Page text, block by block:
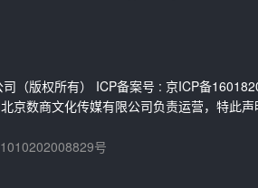
（版权所有） ICP备案号 : 京ICP备
京数商文化传媒有限公司负责运营，特此声
号